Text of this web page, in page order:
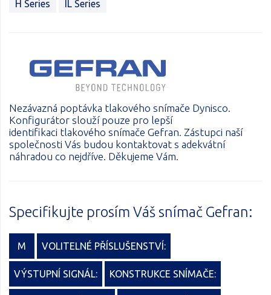
H Series
IL Series
Nezávazná poptávka tlakového snímače Dynisco.
Konfigurátor slouží pouze pro lepší
identifikaci tlakového snímače Gefran. Zástupci naší
společnosti Vás budou kontaktovat s adekvátní
náhradou co nejdříve. Děkujeme Vám.
Specifikujte prosím Váš snímač Gefran:
M VOLITELNÉ PŘÍSLUŠENSTVÍ:
VÝSTUPNÍ SIGNÁL: KONSTRUKCE SNÍMAČE: